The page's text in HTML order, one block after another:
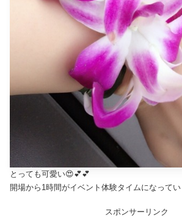
とっても可愛い😍💕💕
開場から1時間がイベント体験タイムになって
スポンサーリンク